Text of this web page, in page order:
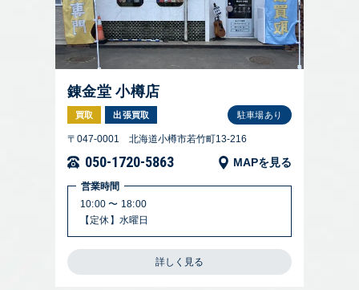
錬金堂 小樽店
買取 出張買取 駐車場あり
〒047-0001 北海道小樽市若竹町13-216
050-1720-5863 MAPを見る
営業時間
10:00 〜 18:00
【定休】水曜日
詳しく見る